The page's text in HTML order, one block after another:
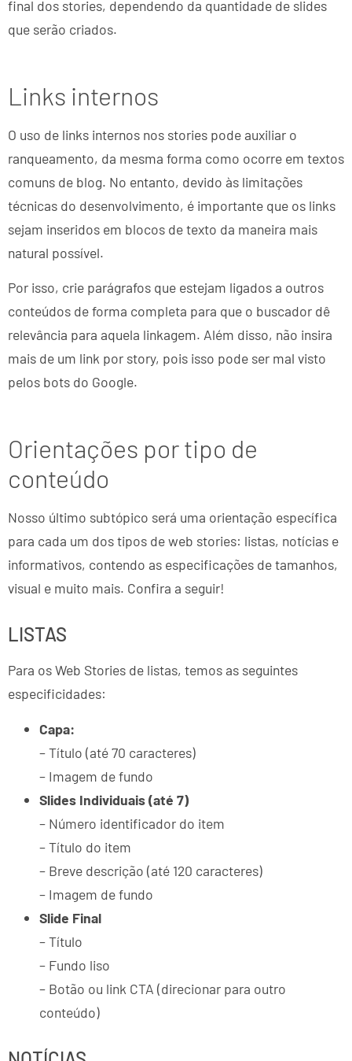
final dos stories, dependendo da quantidade de slides
que serão criados.
Links internos
O uso de links internos nos stories pode auxiliar o
ranqueamento, da mesma forma como ocorre em textos
comuns de blog. No entanto, devido às limitações
técnicas do desenvolvimento, é importante que os links
sejam inseridos em blocos de texto da maneira mais
natural possível.
Por isso, crie parágrafos que estejam ligados a outros
conteúdos de forma completa para que o buscador dê
relevância para aquela linkagem. Além disso, não insira
mais de um link por story, pois isso pode ser mal visto
pelos bots do Google.
Orientações por tipo de
conteúdo
Nosso último subtópico será uma orientação específica
para cada um dos tipos de web stories: listas, notícias e
informativos, contendo as especificações de tamanhos,
visual e muito mais. Confira a seguir!
LISTAS
Para os Web Stories de listas, temos as seguintes
especificidades:
Capa:
– Título (até 70 caracteres)
– Imagem de fundo
Slides Individuais (até 7)
– Número identificador do item
– Título do item
– Breve descrição (até 120 caracteres)
– Imagem de fundo
Slide Final
– Título
– Fundo liso
– Botão ou link CTA (direcionar para outro
conteúdo)